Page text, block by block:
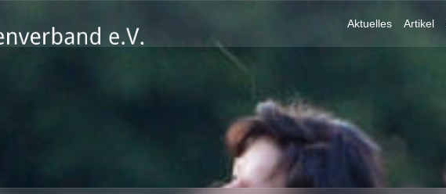
Aktuelles Artikel